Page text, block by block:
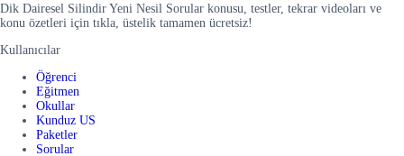
Dik Dairesel Silindir Yeni Nesil Sorular konusu, testler, tekrar videoları ve
konu özetleri için tıkla, üstelik tamamen ücretsiz!
Kullanıcılar
Öğrenci
Eğitmen
Okullar
Kunduz US
Paketler
Sorular